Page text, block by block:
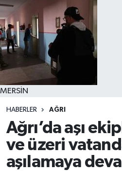
MERSİN
HABERLER AĞRI
Ağrı’da aşı
ve üzeri
aşılamaya